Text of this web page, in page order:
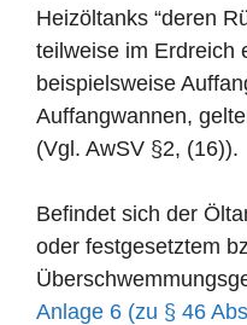
Heizöltanks “deren
teilweise im Erdreich
beispielsweise
Auffangwannen,
(Vgl. AwSV §2, (16)).
Befindet sich der
oder festgesetztem
Anlage 6 (zu § 46